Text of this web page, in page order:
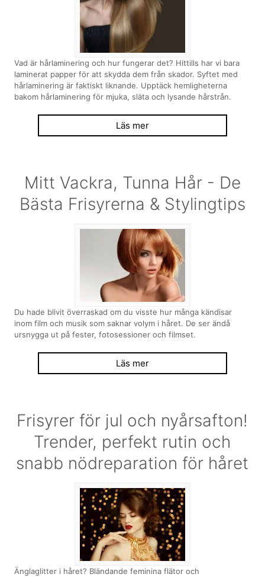
Vad är hårlaminering och hur fungerar det? Hittills har vi bara
laminerat papper för att skydda dem från skador. Syftet med
hårlaminering är faktiskt liknande. Upptäck hemligheterna
bakom hårlaminering för mjuka, släta och lysande hårstrån.
Läs mer
Mitt Vackra, Tunna Hår - De
Bästa Frisyrerna & Stylingtips
Du hade blivit överraskad om du visste hur många kändisar
inom film och musik som saknar volym i håret. De ser ändå
ursnygga ut på fester, fotosessioner och filmset.
Läs mer
Frisyrer för jul och nyårsafton!
Trender, perfekt rutin och
snabb nödreparation för håret
Änglaglitter i håret? Bländande feminina flätor och